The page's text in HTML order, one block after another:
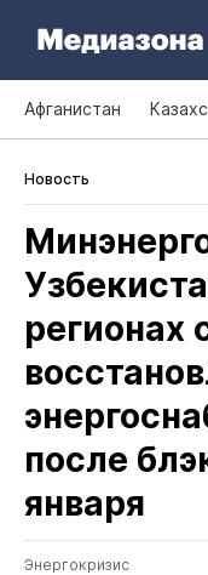
Афганистан
Новость
регионах
после
января
Энергокризис